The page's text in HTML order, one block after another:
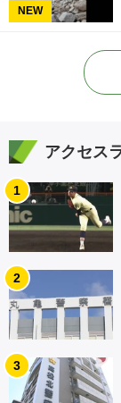
NEW
アクセス
1
2
3